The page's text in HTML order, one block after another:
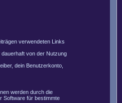
verwendeten Links
von der Nutzung
dein Benutzerkonto,
werden durch die
Software für bestimmte